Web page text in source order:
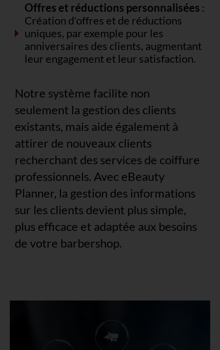
Offres et réductions personnalisées :
Création d'offres et de réductions
uniques, par exemple pour les
anniversaires des clients, augmentant
leur engagement et leur satisfaction.
Notre système facilite non
seulement la gestion des clients
existants, mais aide également à
attirer de nouveaux clients
recherchant des services de coiffure
professionnels. Avec eBeauty
Planner, la gestion des informations
sur les clients devient plus simple,
plus efficace et adaptée aux besoins
de votre barbershop.